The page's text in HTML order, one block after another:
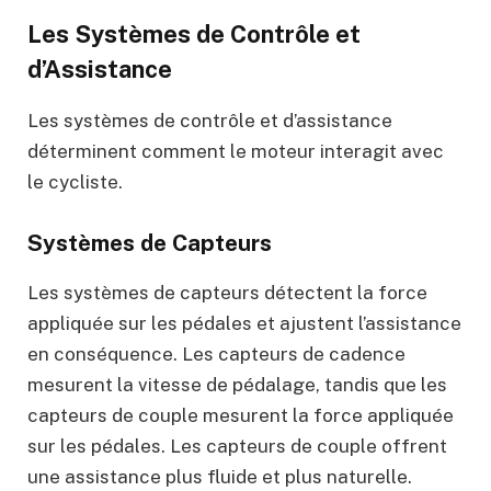
Les Systèmes de Contrôle et
d’Assistance
Les systèmes de contrôle et d’assistance
déterminent comment le moteur interagit avec
le cycliste.
Systèmes de Capteurs
Les systèmes de capteurs détectent la force
appliquée sur les pédales et ajustent l’assistance
en conséquence. Les capteurs de cadence
mesurent la vitesse de pédalage, tandis que les
capteurs de couple mesurent la force appliquée
sur les pédales. Les capteurs de couple offrent
une assistance plus fluide et plus naturelle.